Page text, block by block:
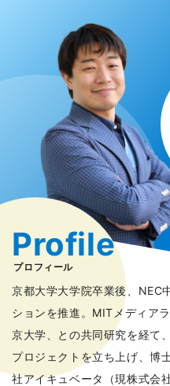
Profile
プロフィール
京都大学大学院卒業後、NEC
ションを推進。MITメディア
京大学、との共同研究を経て
プロジェクトを立ち上げ、博
社アイキュベータ（現株式会